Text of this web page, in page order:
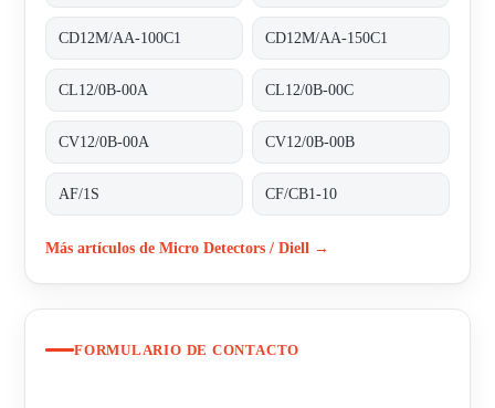
CD12M/AA-100C1 CD12M/AA-150C1
CL12/0B-00A CL12/0B-00C
CV12/0B-00A CV12/0B-00B
AF/1S CF/CB1-10
Más artículos de Micro Detectors / Diell →
FORMULARIO DE CONTACTO